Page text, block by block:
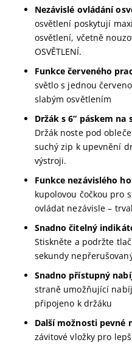
Nezávislé ovládání
osvětlení poskytují
osvětlení, včetně
OSVĚTLENÍ.
Funkce červeného
světlo s jednou
slabým osvětlením
Držák s 6” páskem
Držák noste pod
suchý zip k upevnění
výstroji.
Funkce nezávislého
kupolovou čočkou pro
ovládat nezávisle –
Snadno čitelný
Stiskněte a podržte
sekundy
Snadno přístupný
straně umožňující
připojeno k držáku
Další možnosti pevné
závitové vložky pro